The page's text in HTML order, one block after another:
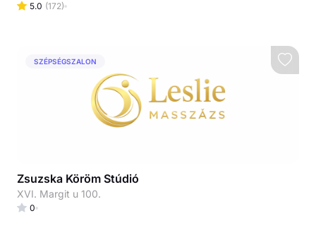
5.0 (172)
SZÉPSÉGSZALON
Zsuzska Köröm Stúdió
XVI. Margit u 100.
0